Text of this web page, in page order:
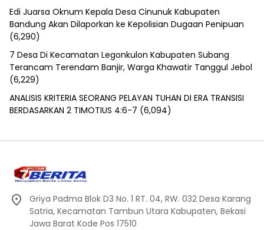
Edi Juarsa Oknum Kepala Desa Cinunuk Kabupaten
Bandung Akan Dilaporkan ke Kepolisian Dugaan Penipuan
(6,290)
7 Desa Di Kecamatan Legonkulon Kabupaten Subang
Terancam Terendam Banjir, Warga Khawatir Tanggul Jebol
(6,229)
ANALISIS KRITERIA SEORANG PELAYAN TUHAN DI ERA TRANSISI
BERDASARKAN 2 TIMOTIUS 4:6-7 (6,094)
Griya Padma Blok D3 No. 1 RT. 04, RW. 032 Desa Karang
Satria, Kecamatan Tambun Utara Kabupaten, Bekasi
Jawa Barat Kode Pos 17510